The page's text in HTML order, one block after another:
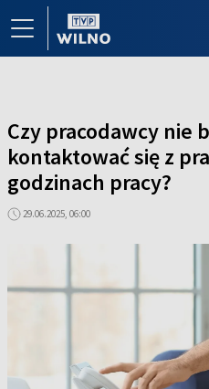
Czy pracodawcy nie
kontaktować się z
godzinach pracy?
29.06.2025, 06:00